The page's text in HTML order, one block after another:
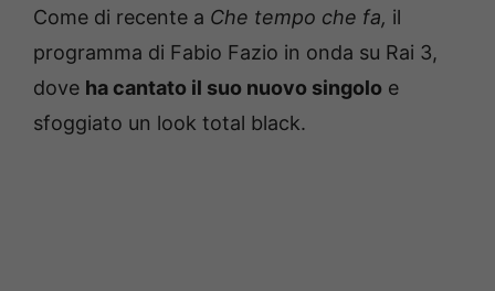
Come di recente a Che tempo che fa, il
programma di Fabio Fazio in onda su Rai 3,
dove ha cantato il suo nuovo singolo e
sfoggiato un look total black.